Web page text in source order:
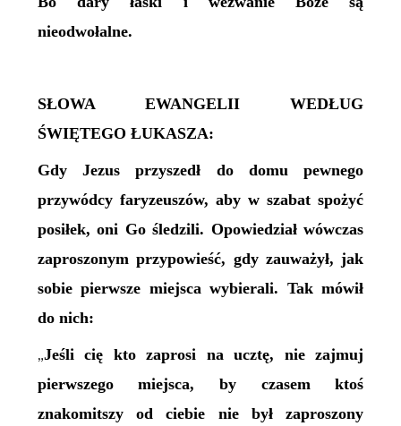
nieodwołalne.
SŁOWA EWANGELII WEDŁUG
ŚWIĘTEGO ŁUKASZA:
Gdy Jezus przyszedł do domu pewnego
przywódcy faryzeuszów, aby w szabat spożyć
posiłek, oni Go śledzili. Opowiedział wówczas
zaproszonym przypowieść, gdy zauważył, jak
sobie pierwsze miejsca wybierali. Tak mówił
do nich:
„Jeśli cię kto zaprosi na ucztę, nie zajmuj
pierwszego miejsca, by czasem ktoś
znakomitszy od ciebie nie był zaproszony